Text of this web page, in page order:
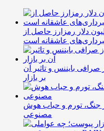
در پی توقیف ۲۵ میلیون دلار رمزارز حاصل از
عاشقانه است
از صرافی بایننس و تاثیر آن
بر بازار
جنگ، تورم و حباب هوش
مصنوعی